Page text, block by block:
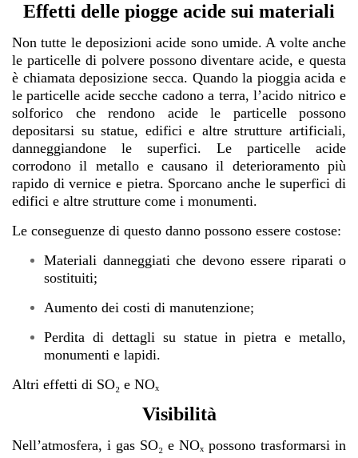
Effetti delle piogge acide sui materiali
Non tutte le deposizioni acide sono umide. A volte anche
le particelle di polvere possono diventare acide, e questa
è chiamata deposizione secca. Quando la pioggia acida e
le particelle acide secche cadono a terra, l’acido nitrico e
solforico che rendono acide le particelle possono
depositarsi su statue, edifici e altre strutture artificiali,
danneggiandone le superfici. Le particelle acide
corrodono il metallo e causano il deterioramento più
rapido di vernice e pietra. Sporcano anche le superfici di
edifici e altre strutture come i monumenti.
Le conseguenze di questo danno possono essere costose:
Materiali danneggiati che devono essere riparati o
sostituiti;
Aumento dei costi di manutenzione;
Perdita di dettagli su statue in pietra e metallo,
monumenti e lapidi.
Altri effetti di SO₂ e NOₓ
Visibilità
Nell’atmosfera, i gas SO₂ e NOₓ possono trasformarsi in